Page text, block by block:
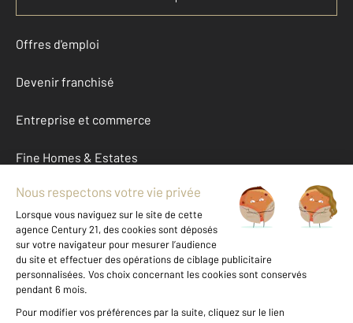
Offres d'emploi
Devenir franchisé
Entreprise et commerce
Fine Homes & Estates
À propos
International
Nous contacter